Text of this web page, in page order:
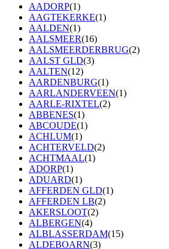
AADORP(1)
AAGTEKERKE(1)
AALDEN(1)
AALSMEER(16)
AALSMEERDERBRUG(2)
AALST GLD(3)
AALTEN(12)
AARDENBURG(1)
AARLANDERVEEN(1)
AARLE-RIXTEL(2)
ABBENES(1)
ABCOUDE(1)
ACHLUM(1)
ACHTERVELD(2)
ACHTMAAL(1)
ADORP(1)
ADUARD(1)
AFFERDEN GLD(1)
AFFERDEN LB(2)
AKERSLOOT(2)
ALBERGEN(4)
ALBLASSERDAM(15)
ALDEBOARN(3)